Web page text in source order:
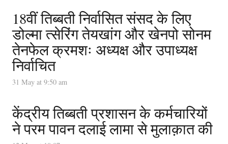
18वीं तिब्बती निर्वासित संसद के लिए
डोल्मा त्सेरिंग तेयखांग और खेनपो सोनम
तेनफेल क्रमशः अध्यक्ष और उपाध्यक्ष
निर्वाचित
31 May at 9:50 am
केंद्रीय तिब्बती प्रशासन के कर्मचारियों
ने परम पावन दलाई लामा से मुलाक़ात की